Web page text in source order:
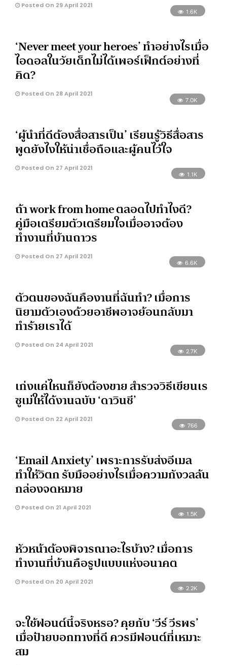
Posted On 29 April 2021
1.6K
‘Never meet your heroes’ ทำอย่างไรเมื่อ
ไอดอลในวัยเด็กไม่ได้เพอร์เฟ็กต์อย่างที่
คิด?
Posted On 28 April 2021
7.0K
‘ผู้นำที่ดีต้องสื่อสารเป็น’ เรียนรู้วิธีสื่อสาร
พูดยังไงให้น่าเชื่อถือและผู้คนไว้ใจ
Posted On 27 April 2021
1.1K
ถ้า work from home ตลอดไปทำไงดี?
คู่มือเตรียมตัวเตรียมใจเมื่ออาจต้อง
ทำงานที่บ้านถาวร
Posted On 27 April 2021
6.6K
ตัวตนของฉันคืองานที่ฉันทำ? เมื่อการ
นิยามตัวเองด้วยอาชีพอาจย้อนกลับมา
ทำร้ายเราได้
Posted On 24 April 2021
2.7K
เก่งแค่ไหนก็ยังต้องขาย สำรวจวิธีเขียนเร
ซูเม่ให้ได้งานฉบับ ‘ดาวินชี’
Posted On 22 April 2021
766
‘Email Anxiety’ เพราะการรับส่งอีเมล
ทำให้วิตก รับมืออย่างไรเมื่อความกังวลล้น
กล่องจดหมาย
Posted On 21 April 2021
1.5K
หัวหน้าต้องพิจารณาอะไรบ้าง? เมื่อการ
ทำงานที่บ้านคือรูปแบบแห่งอนาคต
Posted On 20 April 2021
2.2K
จะใช้ฟอนต์นี้จริงหรอ? คุยกับ ‘วีร์ วีรพร’
เมื่อป้ายบอกทางที่ดี ควรมีฟอนต์ที่เหมาะ
สม